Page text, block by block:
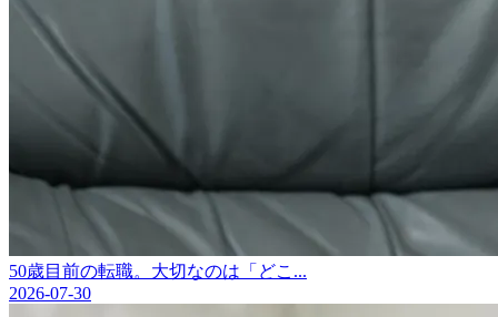
50歳目前の転職。大切なのは「どこ...
2026-07-30